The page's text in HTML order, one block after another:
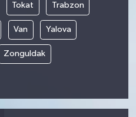
Tokat Trabzon
Van Yalova
Zonguldak